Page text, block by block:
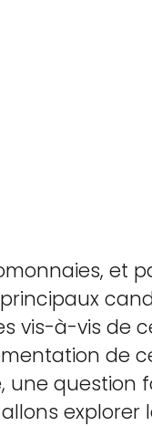
et
vis-à-vis de
de
une question
explorer